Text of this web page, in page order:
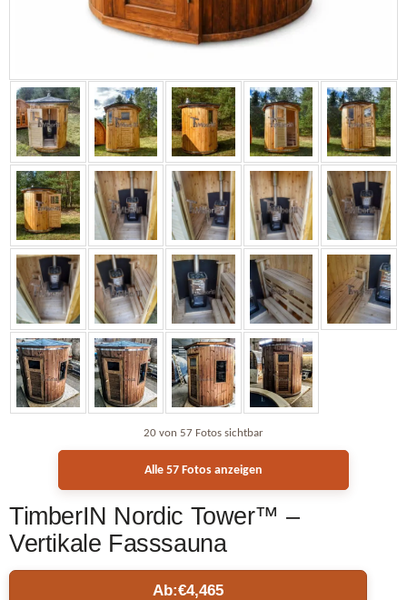
20 von 57 Fotos sichtbar
Alle 57 Fotos anzeigen
TimberIN Nordic Tower™ –
Vertikale Fasssauna
Ab:€4,465